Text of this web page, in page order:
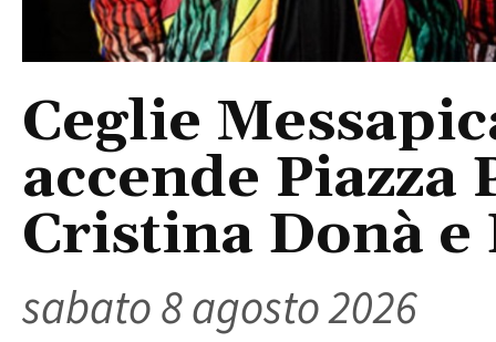
Ceglie
accende
Cristina Donà
sabato 8 agosto 2026